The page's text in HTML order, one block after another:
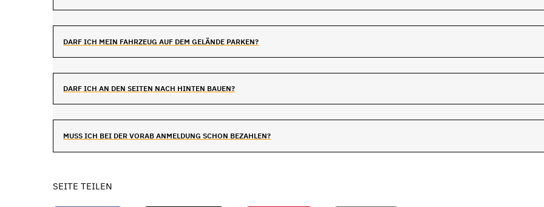
DARF ICH MEIN FAHRZEUG AUF DEM GELÄNDE PARKEN?
DARF ICH AN DEN SEITEN NACH HINTEN BAUEN?
MUSS ICH BEI DER VORAB ANMELDUNG SCHON BEZAHLEN?
SEITE TEILEN